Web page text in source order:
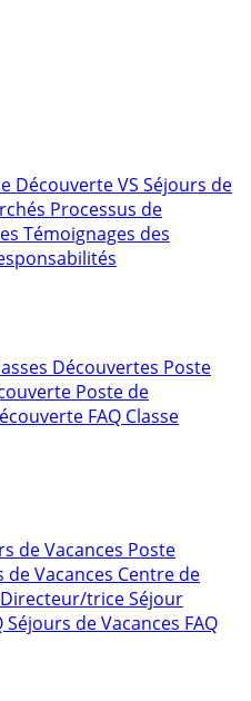
Découverte VS Séjours de
Processus de
Témoignages des
Découvertes Poste
Poste de
FAQ Classe
de Vacances Poste
Vacances Centre de
triceSéjour
Séjours de Vacances FAQ